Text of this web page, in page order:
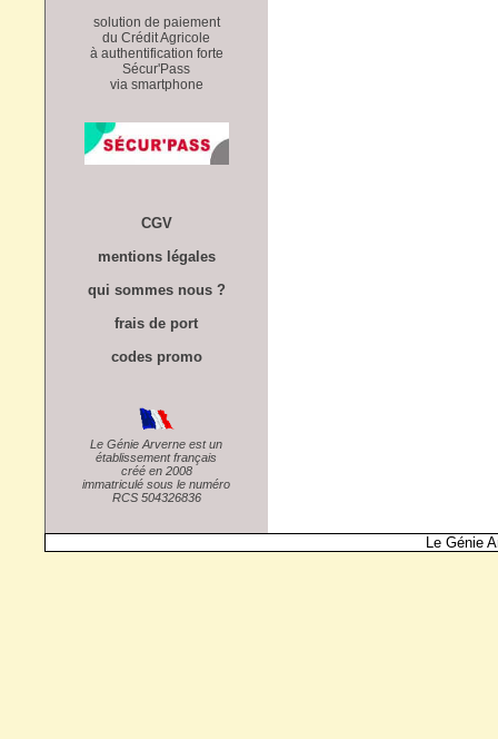
solution de paiement
du Crédit Agricole
à authentification forte
Sécur'Pass
via smartphone
CGV
mentions légales
qui sommes nous ?
frais de port
codes promo
Le Génie Arverne est un
établissement français
créé en 2008
immatriculé sous le numéro
RCS 504326836
Le Génie